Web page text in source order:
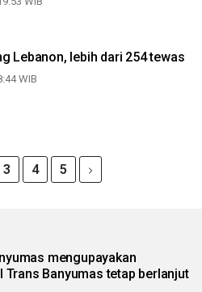
Lebanon, lebih dari 254 tewas
WIB
3 4 5
mengupayakan
Trans Banyumas tetap berlanjut